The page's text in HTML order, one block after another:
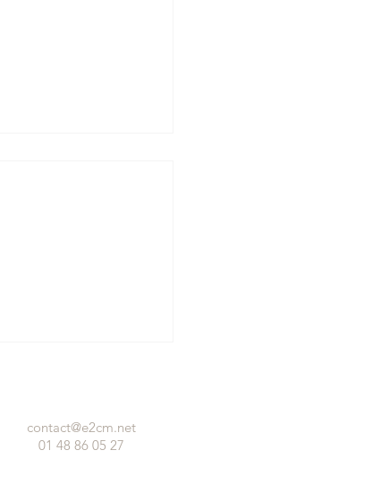
du Climat
contact@e2cm.net
01 48 86 05 27